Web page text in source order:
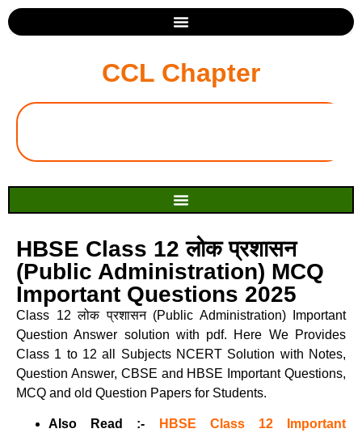
CCL Chapter
HBSE Class 12 लोक प्रशासन
(Public Administration) MCQ
Important Questions 2025
Class 12 लोक प्रशासन (Public Administration) Important
Question Answer solution with pdf. Here We Provides
Class 1 to 12 all Subjects NCERT Solution with Notes,
Question Answer, CBSE and HBSE Important Questions,
MCQ and old Question Papers for Students.
Also Read :-
HBSE Class 12 Important